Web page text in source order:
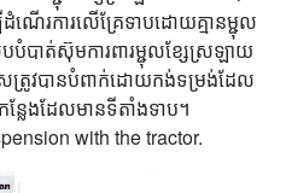
ណើរការលើគ្រែទាបដោយគ្មានម្ជុល
បំបាត់ស៊ុមការពារម្ជុលខ្សែស្រឡាយ
រូវបានបំពាក់ដោយកង់ទម្រង់ដែល
លែងដែលមានទីតាំងទាប។
with the tractor.